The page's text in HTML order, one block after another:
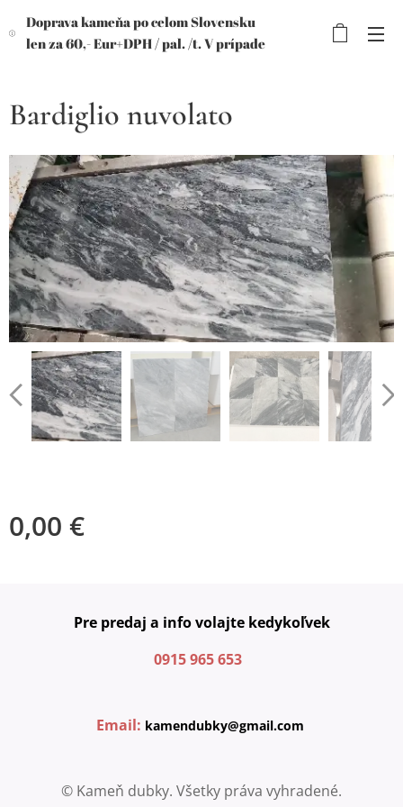
Doprava kameňa po celom Slovensku
len za 60,- Eur+DPH /pal. /t. V prípade
Bardiglio nuvolato
0,00 €
Pre predaj a info volajte kedykoľvek
0915 965 653
Email: kamendubky@gmail.com
© Kameň dubky. Všetky práva vyhradené.